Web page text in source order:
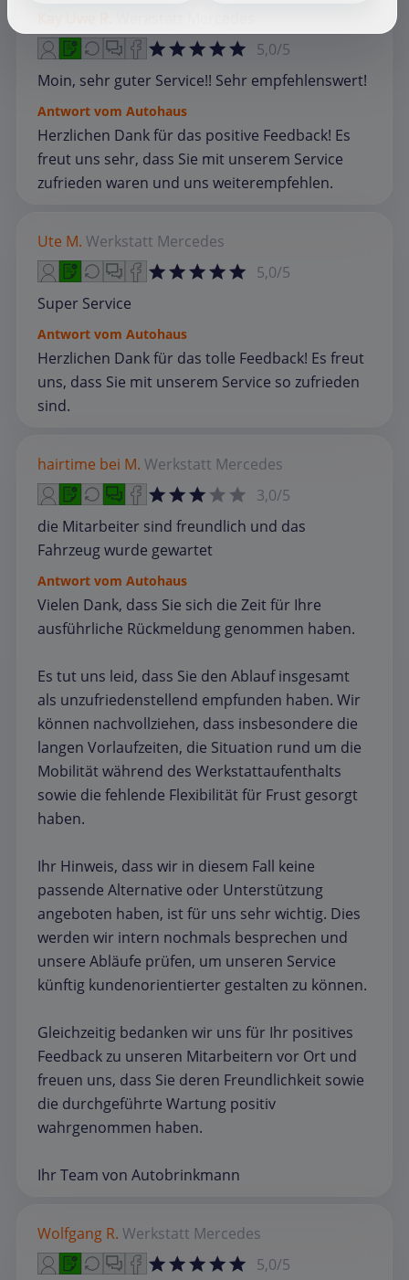
5,0/5
Moin, sehr guter Service!! Sehr empfehlenswert!
Antwort vom Autohaus
Herzlichen Dank für das positive Feedback! Es
freut uns sehr, dass Sie mit unserem Service
zufrieden waren und uns weiterempfehlen.
Ute M. Werkstatt Mercedes
5,0/5
Super Service
Antwort vom Autohaus
Herzlichen Dank für das tolle Feedback! Es freut
uns, dass Sie mit unserem Service so zufrieden
sind.
hairtime bei M. Werkstatt Mercedes
3,0/5
die Mitarbeiter sind freundlich und das
Fahrzeug wurde gewartet
Antwort vom Autohaus
Vielen Dank, dass Sie sich die Zeit für Ihre
ausführliche Rückmeldung genommen haben.
Es tut uns leid, dass Sie den Ablauf insgesamt
als unzufriedenstellend empfunden haben. Wir
können nachvollziehen, dass insbesondere die
langen Vorlaufzeiten, die Situation rund um die
Mobilität während des Werkstattaufenthalts
sowie die fehlende Flexibilität für Frust gesorgt
haben.
Ihr Hinweis, dass wir in diesem Fall keine
passende Alternative oder Unterstützung
angeboten haben, ist für uns sehr wichtig. Dies
werden wir intern nochmals besprechen und
unsere Abläufe prüfen, um unseren Service
künftig kundenorientierter gestalten zu können.
Gleichzeitig bedanken wir uns für Ihr positives
Feedback zu unseren Mitarbeitern vor Ort und
freuen uns, dass Sie deren Freundlichkeit sowie
die durchgeführte Wartung positiv
wahrgenommen haben.
Ihr Team von Autobrinkmann
Wolfgang R. Werkstatt Mercedes
5,0/5